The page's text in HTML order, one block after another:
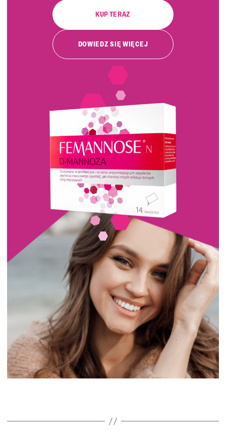
KUP TERAZ
DOWIEDZ SIĘ WIĘCEJ